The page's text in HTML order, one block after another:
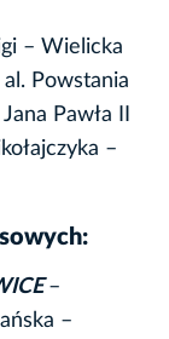
– Wielicka
Powstania
Pawła II
–
–
–